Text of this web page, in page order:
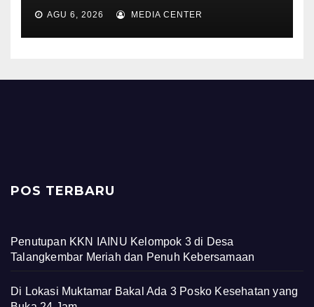
AGU 6, 2026 MEDIA CENTER
POS TERBARU
Penutupan KKN IAINU Kelompok 3 di Desa
Talangkembar Meriah dan Penuh Kebersamaan
Di Lokasi Muktamar Bakal Ada 3 Posko Kesehatan yang